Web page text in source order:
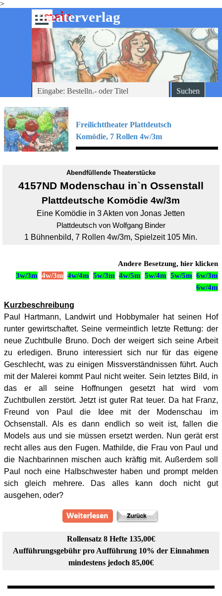
>
Direkt zum Seiteninhalt
-theaterverlag
mein
Menü überspringen
Suchen
Freilichttheater Plattdeutsch
Komödie, 7 Rollen 4w/3m
Abendfüllende Theaterstücke
4157ND Modenschau in`n Ossenstall
Plattdeutsche Komödie 4w/3m
Eine Komödie in 3 Akten von Jonas Jetten
Plattdeutsch von Wolfgang Binder
1 Bühnenbild, 7 Rollen 4w/3m, Spielzeit 105 Min.
Andere Besetzung, hier klicken
3w/3m 4w/3m 4w/4m 5w/3m 4w/5m 5w/4m 5w/5m 6w/3m
6w/4m
Kurzbeschreibung
Paul Hartmann, Landwirt und Hobbymaler hat seinen Hof
runter gewirtschaftet. Seine vermeintlich letzte Rettung: der
neue Zuchtbulle Bruno. Doch der weigert sich seine Arbeit
zu erledigen. Bruno interessiert sich nur für das eigene
Geschlecht, was zu einigen Missverständnissen führt. Auch
mit der Malerei kommt Paul nicht weiter. Sein letztes Bild, in
das er all seine Hoffnungen gesetzt hat wird vom
Zuchtbullen zerstört. Jetzt ist guter Rat teuer. Da hat Franz,
Freund von Paul die Idee mit der Modenschau im
Ochsenstall. Als es dann endlich so weit ist, fallen die
Models aus und sie müssen ersetzt werden. Nun gerät erst
recht alles aus den Fugen. Mathilde, die Frau von Paul und
die Nachbarinnen mischen auch kräftig mit. Außerdem soll
Paul noch eine Halbschwester haben und prompt melden
sich gleich mehrere. Das alles kann doch nicht gut
ausgehen, oder?
Rollensatz 8 Hefte 135,00€
Aufführungsgebühr pro Aufführung 10% der Einnahmen
mindestens jedoch 85,00€